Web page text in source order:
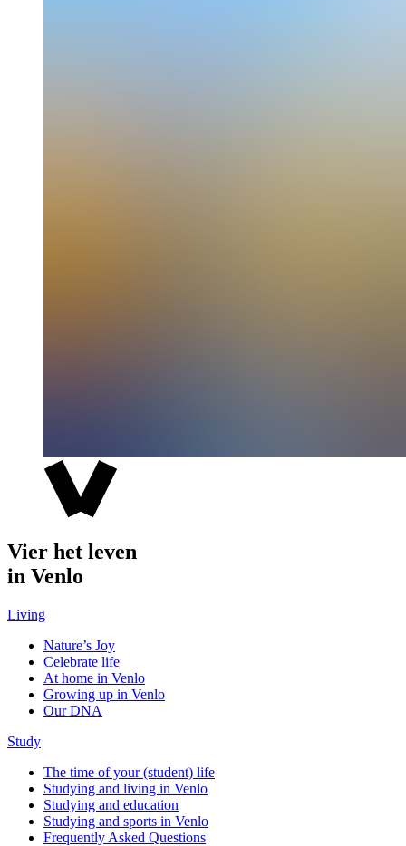
Vier het leven
in Venlo
Living
Nature’s Joy
Celebrate life
At home in Venlo
Growing up in Venlo
Our DNA
Study
The time of your (student) life
Studying and living in Venlo
Studying and education
Studying and sports in Venlo
Frequently Asked Questions